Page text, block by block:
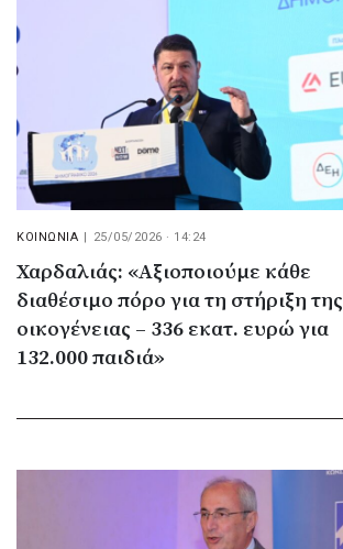
ΚΟΙΝΩΝΙΑ | 25/05/2026 · 14:24
Χαρδαλιάς: «Αξιοποιούμε κάθε
διαθέσιμο πόρο για τη στήριξη της
οικογένειας – 336 εκατ. ευρώ για
132.000 παιδιά»